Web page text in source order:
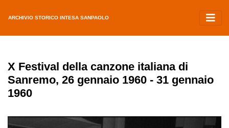
ARCHIVIO STORICO INTESA SANPAOLO
X Festival della canzone italiana di
Sanremo, 26 gennaio 1960 - 31 gennaio
1960